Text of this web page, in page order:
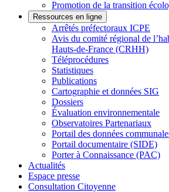
Promotion de la transition
Ressources en ligne
Arrêtés préfectoraux ICPE
Avis du comité régional de
Hauts-de-France (CRHH)
Téléprocédures
Statistiques
Publications
Cartographie et données SIG
Dossiers
Évaluation environnementale
Observatoires Partenariaux
Portail des données
Portail documentaire (SIDE)
Porter à Connaissance (PAC)
Actualités
Espace presse
Consultation Citoyenne